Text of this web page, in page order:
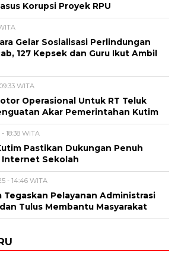
Korupsi Proyek RPU
Gelar Sosialisasi Perlindungan
127 Kepsek dan Guru Ikut Ambil
WITA
Operasional Untuk RT Teluk
Akar Pemerintahan Kutim
18:38 WITA
Pastikan Dukungan Penuh
Sekolah
- 14:46 WITA
Tegaskan Pelayanan Administrasi
Tulus Membantu Masyarakat